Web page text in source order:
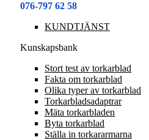
076-797 62 58
KUNDTJÄNST
Kunskapsbank
Stort test av torkarblad
Fakta om torkarblad
Olika typer av torkarblad
Torkarbladsadaptrar
Mäta torkarbladen
Byta torkarblad
Ställa in torkararmarna